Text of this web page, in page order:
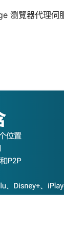
瀏覽器代理伺